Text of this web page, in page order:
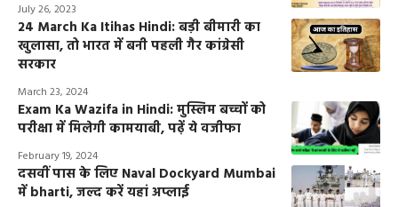
July 26, 2023
24 March Ka Itihas Hindi: बड़ी बीमारी का
खुलासा, तो भारत में बनी पहली गैर कांग्रेसी
सरकार
March 23, 2024
Exam Ka Wazifa in Hindi: मुस्लिम बच्चों को
परीक्षा में मिलेगी कामयाबी, पढ़ें ये वजीफा
February 19, 2024
दसवीं पास के लिए Naval Dockyard Mumbai
में bharti, जल्द करें यहां अप्लाई